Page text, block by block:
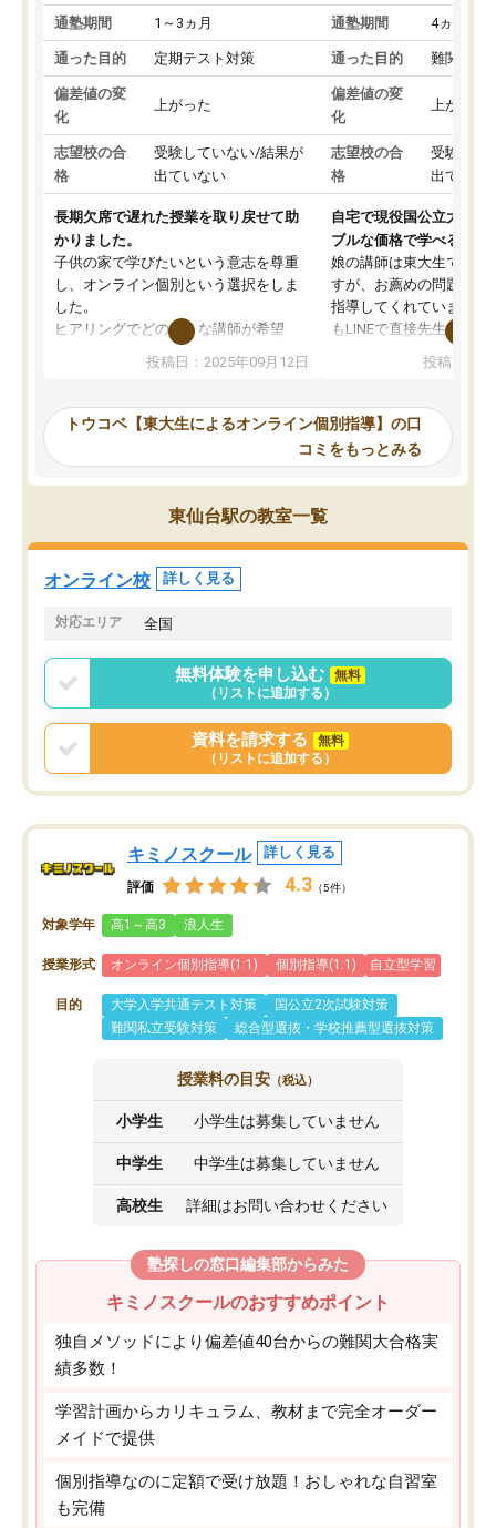
通塾期間 1～3ヵ月
通った目的 定期テスト対策
偏差値の変
化
上がった
志望校の合
格
受験していない/結果が
出ていない
長期欠席で遅れた授業を取り戻せて助
かりました。
子供の家で学びたいという意志を尊重
し、オンライン個別という選択をしま
した。
ヒアリングでどのような講師が希望
か、オプションは付帯するかなど選ぶ
事が出来ました。
ーティングを行い、その講師で良いか
見てから講師を決定する事ができま
す。
うちの子は、初回面談の講師の方で決
オンラインツールを使用した単語帳の
共有があり宿題もそちらで出される形
でした。
言う事で講師変更の申し出があり、あ
まりに短期での変更だった為、塾に通
う事にして退会しました。遅れも取り
戻せ、授業内容や講師の方は良かった
と思います。
投稿日：2025年09月12日
通塾期間 4ヵ月～1
通った目的 難関私立
偏差値の変
化
上がった
志望校の合
格
受験して
出ていな
自宅で現役国公立大学生
ブルな価格で学べる
娘の講師は東大生では無
すが、お薦めの問題集や
指導してくれています。
もLINEで直接先生に質問
めれるので、個人に合
いなのがあり(有料)、受
ことをどんなスケジュー
くか相談したのですが、
ち期待したものではなく
くなってきたようなので
投稿日：
トウコベ【東大生によるオンライン個別指導】の口
コミをもっとみる
東仙台駅の教室一覧
オンライン校 詳しく見る
対応エリア 全国
無料体験を申し込む
無料
（リストに追加する）
資料を請求する
無料
（リストに追加する）
キミノスクール 詳しく見る
評価 4.3 （5件）
対象学年 高1～高3 浪人生
授業形式 オンライン個別指導(1:1) 個別指導(1:1) 自立型学習
目的 大学入学共通テスト対策
国公立2次試験対策
難関私立受験対策
総合型選抜・学校推薦型選抜対策
授業料の目安 （税込）
小学生 小学生は募集していません
中学生 中学生は募集していません
高校生 詳細はお問い合わせください
塾探しの窓口編集部からみた
キミノスクールのおすすめポイント
独自メソッドにより偏差値40台からの難関大合格実
績多数！
学習計画からカリキュラム、教材まで完全オーダー
メイドで提供
個別指導なのに定額で受け放題！おしゃれな自習室
も完備